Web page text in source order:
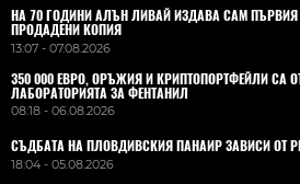
НА 70 ГОДИНИ АЛЪН ЛИВАЙ ИЗДАВА САМ
ПРОДАДЕНИ КОПИЯ
13:07 - 07.08.2026
350 000 ЕВРО, ОРЪЖИЯ И КРИПТОПОРТФЕЙЛИ СА
ЛАБОРАТОРИЯТА ЗА ФЕНТАНИЛ
08:18 - 06.08.2026
СЪДБАТА НА ПЛОВДИВСКИЯ ПАНАИР ЗАВИСИ ОТ
18:04 - 05.08.2026